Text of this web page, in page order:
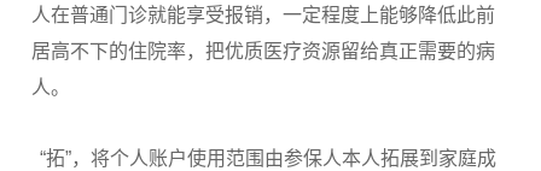
人在普通门诊就能享受报销，一定程度上能够降低此前
居高不下的住院率，把优质医疗资源留给真正需要的病
人。
“拓”，将个人账户使用范围由参保人本人拓展到家庭成